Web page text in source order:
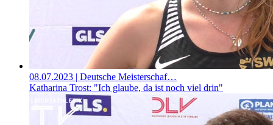
08.07.2023 | Deutsche Meisterschaf…
Katharina Trost: "Ich glaube, da ist noch viel drin"